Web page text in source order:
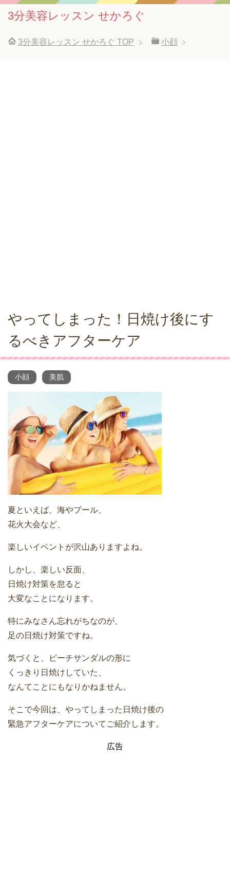
3分美容レッスン せかろぐ
3分美容レッスン せかろぐ TOP 小顔
やってしまった！日焼け後にす
るべきアフターケア
小顔 美肌
夏といえば、海やプール、
花火大会など、
楽しいイベントが沢山ありますよね。
しかし、楽しい反面、
日焼け対策を怠ると
大変なことになります。
特にみなさん忘れがちなのが、
足の日焼け対策ですね。
気づくと、ビーチサンダルの形に
くっきり日焼けしていた、
なんてことにもなりかねません。
そこで今回は、やってしまった日焼け後の
緊急アフターケアについてご紹介します。
広告